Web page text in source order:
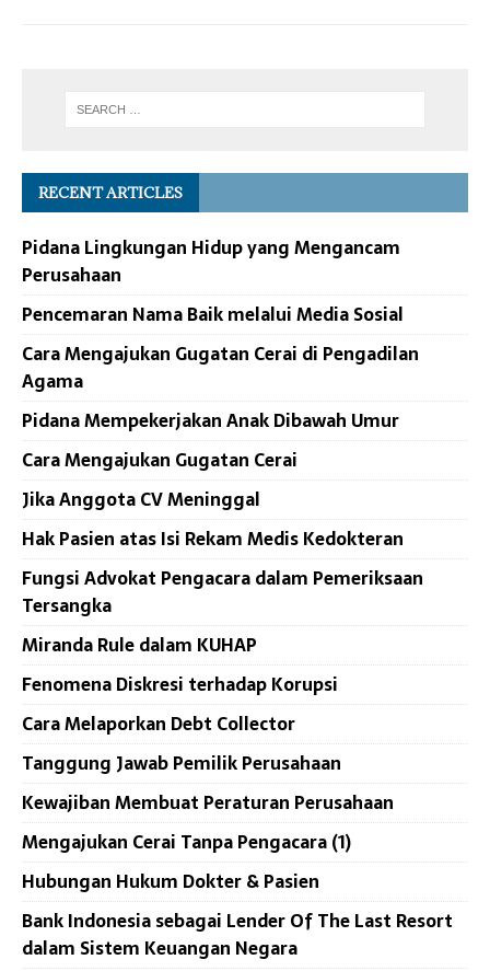
RECENT ARTICLES
Pidana Lingkungan Hidup yang Mengancam
Perusahaan
Pencemaran Nama Baik melalui Media Sosial
Cara Mengajukan Gugatan Cerai di Pengadilan
Agama
Pidana Mempekerjakan Anak Dibawah Umur
Cara Mengajukan Gugatan Cerai
Jika Anggota CV Meninggal
Hak Pasien atas Isi Rekam Medis Kedokteran
Fungsi Advokat Pengacara dalam Pemeriksaan
Tersangka
Miranda Rule dalam KUHAP
Fenomena Diskresi terhadap Korupsi
Cara Melaporkan Debt Collector
Tanggung Jawab Pemilik Perusahaan
Kewajiban Membuat Peraturan Perusahaan
Mengajukan Cerai Tanpa Pengacara (1)
Hubungan Hukum Dokter & Pasien
Bank Indonesia sebagai Lender Of The Last Resort
dalam Sistem Keuangan Negara